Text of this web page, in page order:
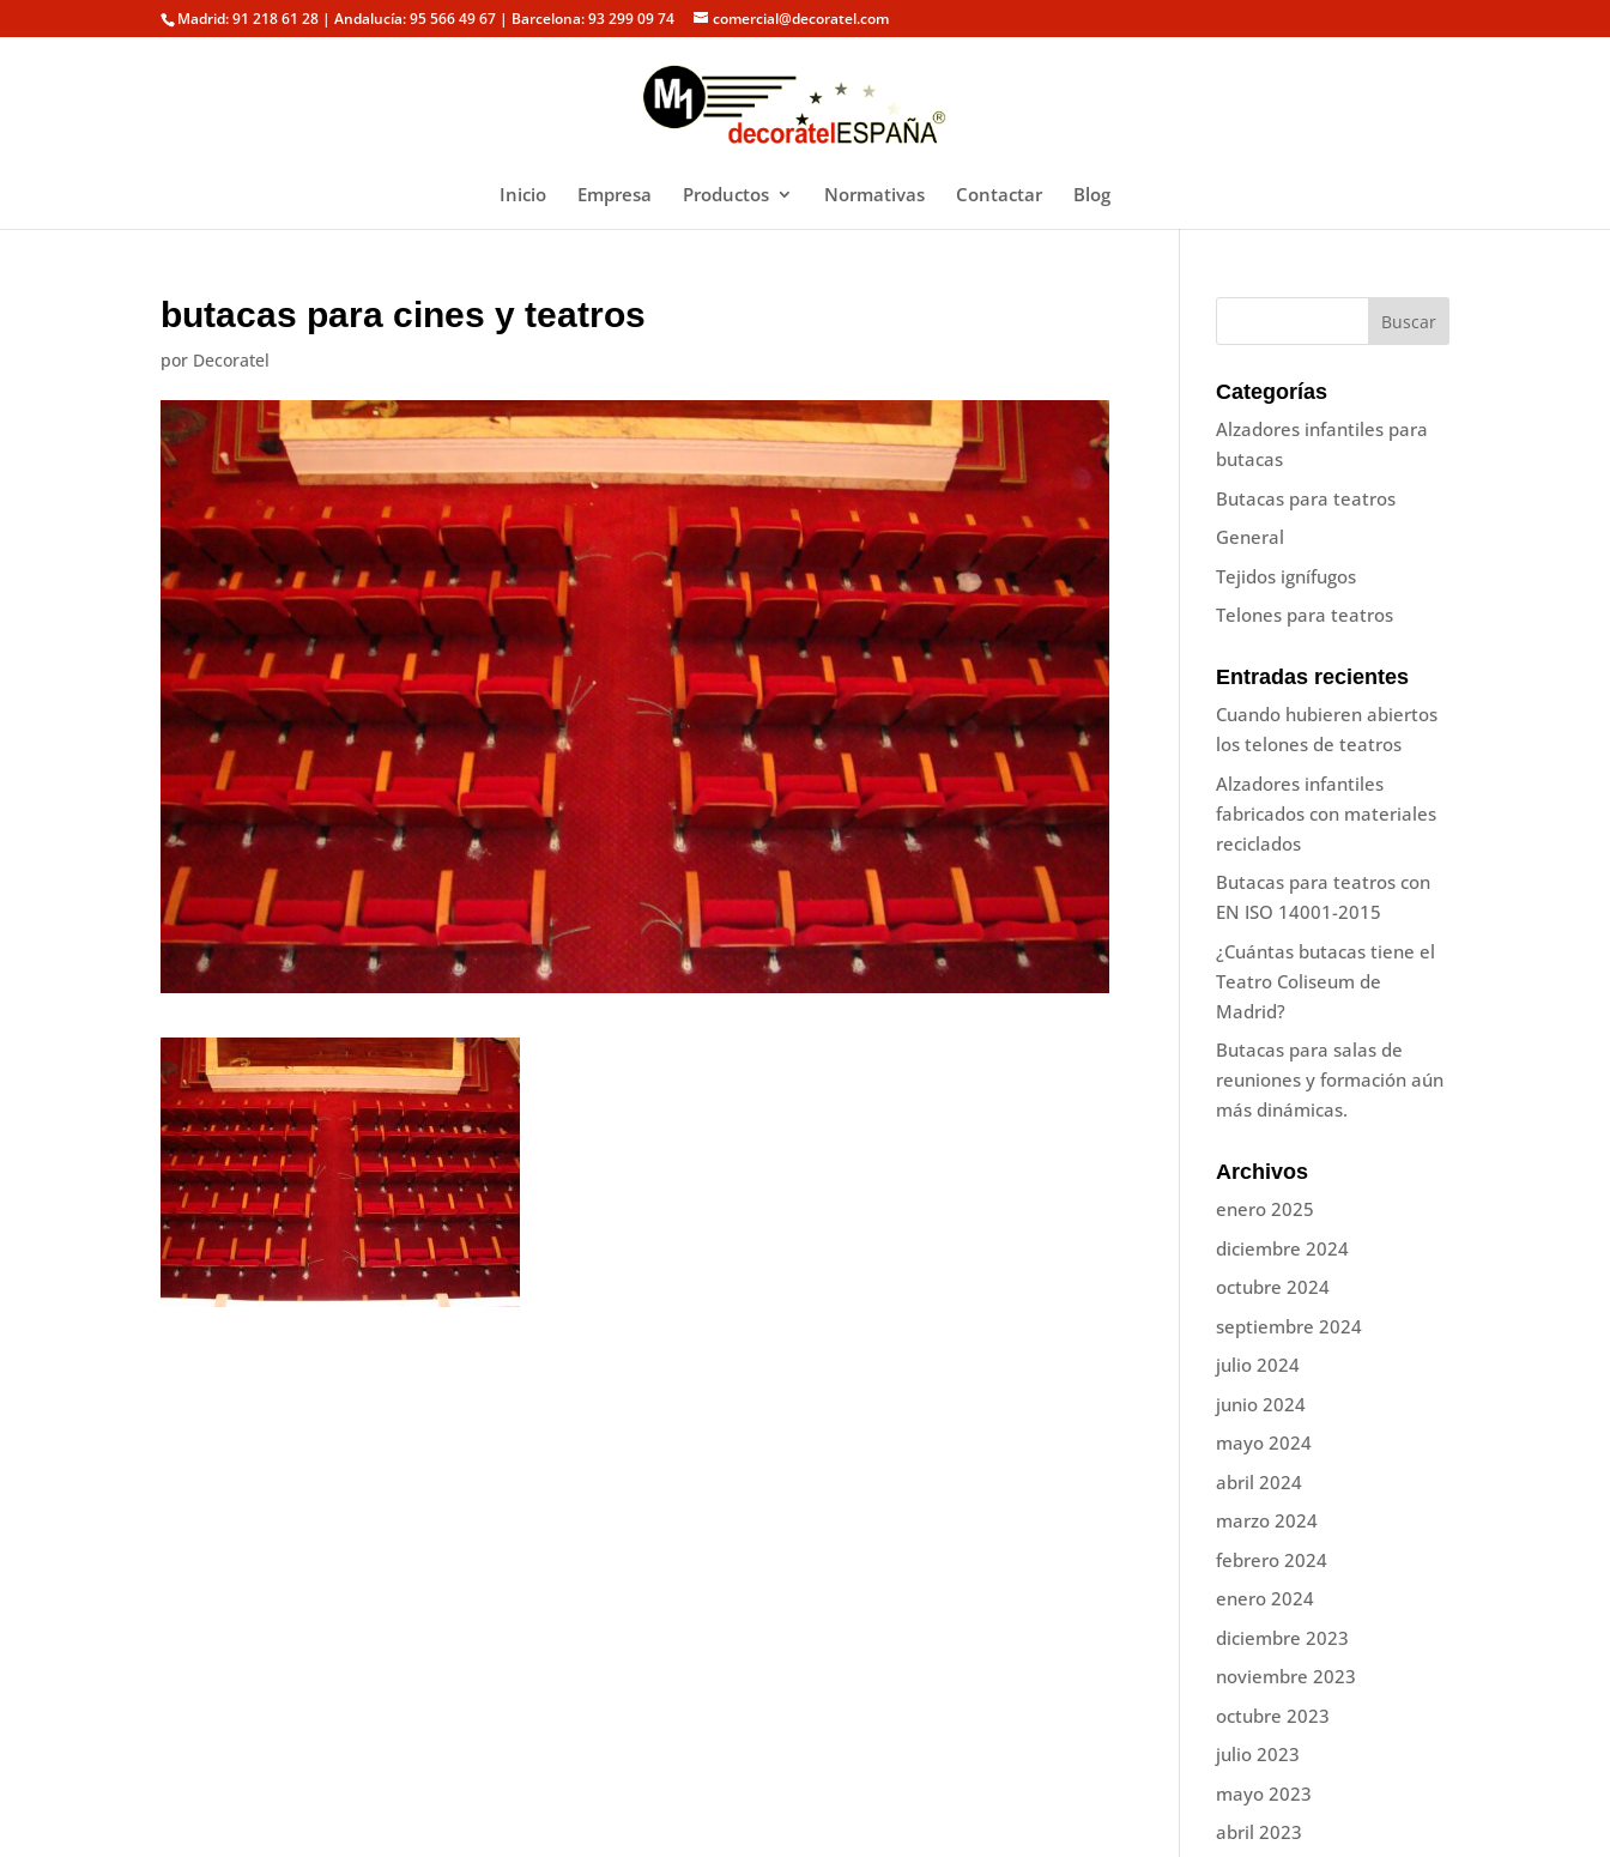
Madrid: 91 218 61 28 | Andalucía: 95 566 49 67 | Barcelona: 93 299 09 74 comercial@decoratel.com
Inicio Empresa Productos Normativas Contactar Blog
butacas para cines y teatros
por Decoratel
Categorías
Alzadores infantiles para
butacas
Butacas para teatros
General
Tejidos ignífugos
Telones para teatros
Entradas recientes
Cuando hubieren abiertos
los telones de teatros
Alzadores infantiles
fabricados con materiales
reciclados
Butacas para teatros con
EN ISO 14001-2015
¿Cuántas butacas tiene el
Teatro Coliseum de
Madrid?
Butacas para salas de
reuniones y formación aún
más dinámicas.
Archivos
enero 2025
diciembre 2024
octubre 2024
septiembre 2024
julio 2024
junio 2024
mayo 2024
abril 2024
marzo 2024
febrero 2024
enero 2024
diciembre 2023
noviembre 2023
octubre 2023
julio 2023
mayo 2023
abril 2023